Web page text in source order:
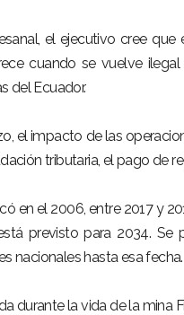
el ejecutivo cree
cuando se vuelve
del Ecuador.
el impacto de las
tributaria, el pago de
en el 2006, entre 2017 y
previsto para 2034.
nacionales hasta esa fecha.
durante la vida de la mina